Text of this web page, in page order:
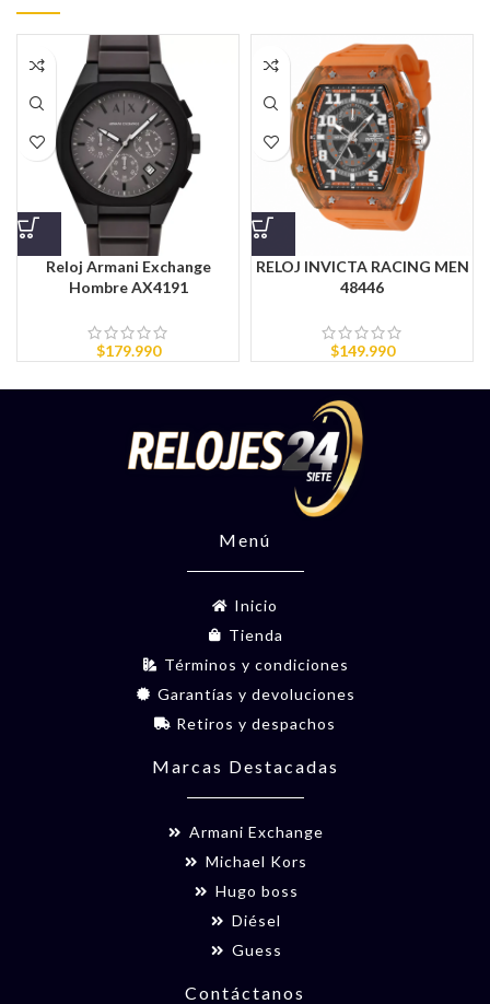
Reloj Armani Exchange
Hombre AX4191
$179.990
RELOJ INVICTA RACING MEN
48446
$149.990
Menú
Inicio
Tienda
Términos y condiciones
Garantías y devoluciones
Retiros y despachos
Marcas Destacadas
Armani Exchange
Michael Kors
Hugo boss
Diésel
Guess
Contáctanos